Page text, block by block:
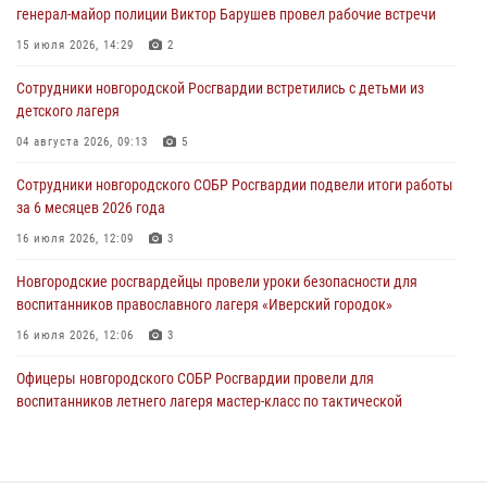
Радиоэфир программы "Новости дня" на радио "Радио53" от 30
центре подготовки личного состава Росгвардии.
30 июля 2026, 16:00
разрешительной работы Росгвардии провели телефонную «горячую
линию»
30 июля 2026, 14:36 1
Новгородские росгвардейцы рассказали о службе детям из летнего
лагеря «Волынь»
30 июля 2026, 08:40 5
генерал-майор полиции Виктор Барушев провел рабочие встречи
15 июля 2026, 14:29 2
Сотрудники новгородской Росгвардии встретились с детьми из
детского лагеря
04 августа 2026, 09:13 5
Сотрудники новгородского СОБР Росгвардии подвели итоги работы
за 6 месяцев 2026 года
16 июля 2026, 12:09 3
Новгородские росгвардейцы провели уроки безопасности для
воспитанников православного лагеря «Иверский городок»
16 июля 2026, 12:06 3
Офицеры новгородского СОБР Росгвардии провели для
воспитанников летнего лагеря мастер-класс по тактической